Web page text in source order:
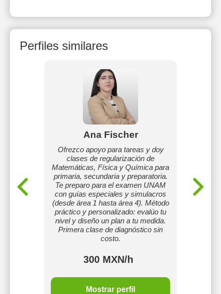
Perfiles similares
Ana Fischer
Ofrezco apoyo para tareas y doy
clases de regularización de
Matemáticas, Física y Química para
primaria, secundaria y preparatoria.
Te preparo para el examen UNAM
con guías especiales y simulacros
(desde área 1 hasta área 4). Método
práctico y personalizado: evalúo tu
nivel y diseño un plan a tu medida.
Primera clase de diagnóstico sin
costo.
300 MXN/h
Mostrar perfil